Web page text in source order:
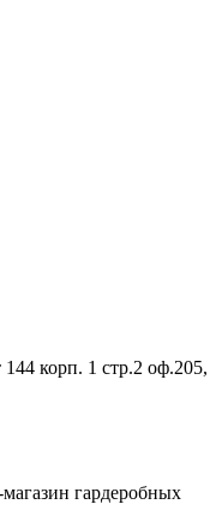
корп. 1 стр.2 оф.205,
гардеробных